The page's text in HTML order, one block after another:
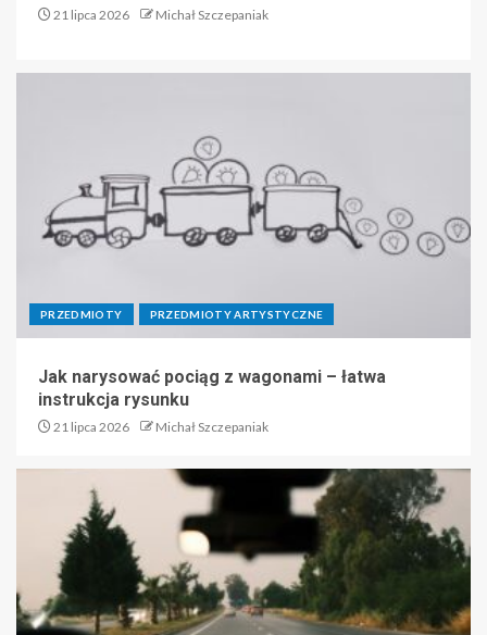
21 lipca 2026 Michał Szczepaniak
PRZEDMIOTY PRZEDMIOTY ARTYSTYCZNE
Jak narysować pociąg z wagonami – łatwa
instrukcja rysunku
21 lipca 2026 Michał Szczepaniak